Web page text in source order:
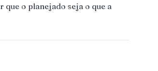
que o planejado seja o que a